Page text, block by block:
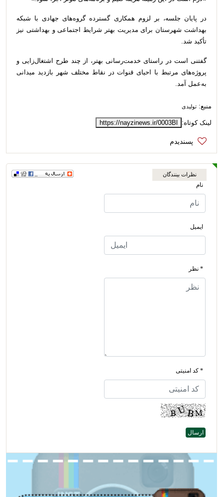
در پایان جلسه، بر لزوم همکاری گسترده گروه‌های جهادی با شبکه
بهداشت شهرستان برای مدیریت بهتر شرایط اجتماعی و بهداشتی نیز
تأکید شد.
گفتنی است در راستای خدمت‌رسانی بهتر، از چند طرح اشتغال‌زایی و
پروژه‌های مرتبط با احیای قنوات در نقاط مختلف شهر بازدید میدانی
به‌عمل آمد.
منبع: تولیدی
لینک کوتاه: https://nayzinews.ir/0003Bl
نظرات بینندگان
نام
ایمیل
* نظر
* کد امنیتی